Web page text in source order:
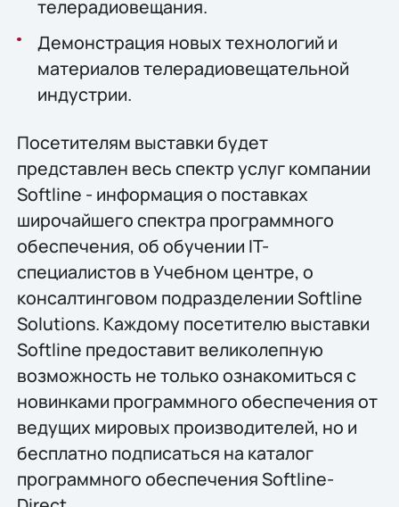
телерадиовещания.
Демонстрация новых технологий и
материалов телерадиовещательной
индустрии.
Посетителям выставки будет
представлен весь спектр услуг компании
Softline - информация о поставках
широчайшего спектра программного
обеспечения, об обучении IT-
специалистов в Учебном центре, о
консалтинговом подразделении Softline
Solutions. Каждому посетителю выставки
Softline предоставит великолепную
возможность не только ознакомиться с
новинками программного обеспечения от
ведущих мировых производителей, но и
бесплатно подписаться на каталог
программного обеспечения Softline-